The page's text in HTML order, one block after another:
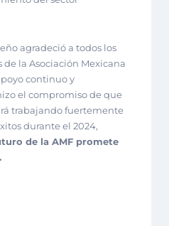
agradeció a todos los
de la Asociación Mexicana
continuo y
el compromiso de que
trabajando fuertemente
durante el 2024,
de la AMF promete